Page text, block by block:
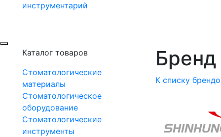
инструментарий
Каталог товаров
Стоматологические
материалы
Стоматологическое
оборудование
Стоматологические
инструменты
Бренд
К списку